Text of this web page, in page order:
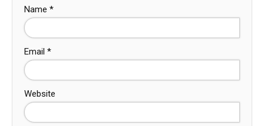
Name *
Email *
Website